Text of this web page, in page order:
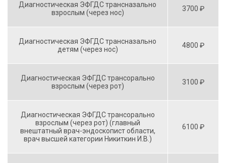
Диагностическая ЭФГДС трансназально
взрослым (через нос)
3700 ₽
Диагностическая ЭФГДС трансназально
детям (через нос)
4800 ₽
Диагностическая ЭФГДС трансорально
взрослым (через рот)
3100 ₽
Диагностическая ЭФГДС трансорально
взрослым (через рот) (главный
внештатный врач-эндоскопист области,
врач высшей категории Никиткин И.В.)
6100 ₽